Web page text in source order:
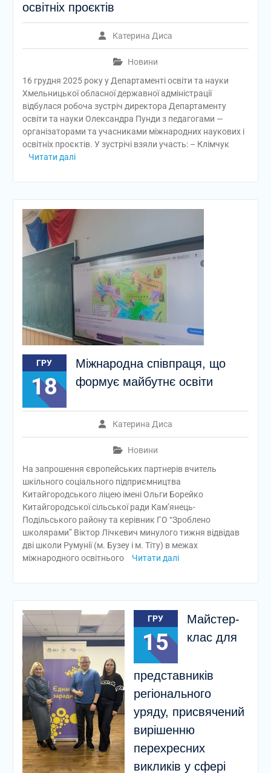
освітніх проєктів
Катерина Диса
Новини
16 грудня 2025 року у Департаменті освіти та науки
Хмельницької обласної державної адміністрації
відбулася робоча зустріч директора Департаменту
освіти та науки Олександра Пунди з педагогами —
організаторами та учасниками міжнародних наукових і
освітніх проєктів. У зустрічі взяли участь: – Клімчук
Читати далі
ГРУ
18
Міжнародна співпраця, що
формує майбутнє освіти
Катерина Диса
Новини
На запрошення європейських партнерів вчитель
шкільного соціального підприємництва
Китайгородського ліцею імені Ольги Борейко
Китайгородської сільської ради Кам’янець-
Подільського району та керівник ГО “Зроблено
школярами” Віктор Лічкевич минулого тижня відвідав
дві школи Румунії (м. Бузеу і м. Тіту) в межах
міжнародного освітнього
Читати далі
ГРУ
15
Майстер-
клас для
представників
регіонального
уряду, присвячений
вирішенню
перехресних
викликів у сфері